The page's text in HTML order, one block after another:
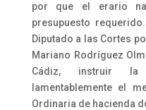
por que el erario
presupuesto
Diputado a las Cortes
Mariano Rodríguez
Cádiz, instruir la
lamentablemente el
Ordinaria de hacienda